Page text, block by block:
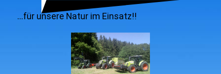
...für unsere Natur im Einsatz!!